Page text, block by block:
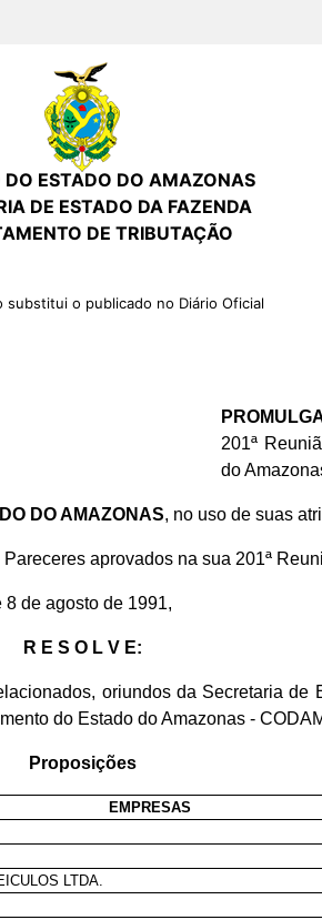
DO ESTADO DO AMAZONAS
DE ESTADO DA FAZENDA
DE TRIBUTAÇÃO
substitui o publicado no Diário Oficial
201ª
do
DO AMAZONAS, no uso de suas
aprovados na sua 201ª
8 de agosto de 1991,
R E S O L V E:
oriundos da Secretaria de
do Estado do Amazonas -
Proposições
EMPRESAS
LTDA.